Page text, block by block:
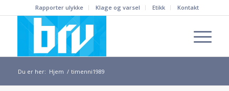
Rapporter ulykke Klage og varsel Etikk Kontakt
Du er her: Hjem / timenni1989